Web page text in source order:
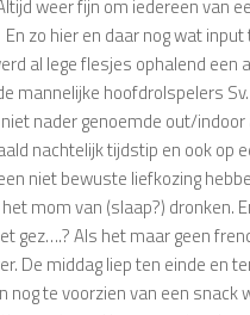
weer fijn om iedereen van
zo hier en daar nog wat
al lege flesjes ophalend een
mannelijke hoofdrolspelers Sv.
nader genoemde out/
nachtelijk tijdstip en ook op
niet bewuste liefkozing
mom van (slaap?) dronken.
gez….? Als het maar geen
De middag liep ten einde en
nog te voorzien van een snack